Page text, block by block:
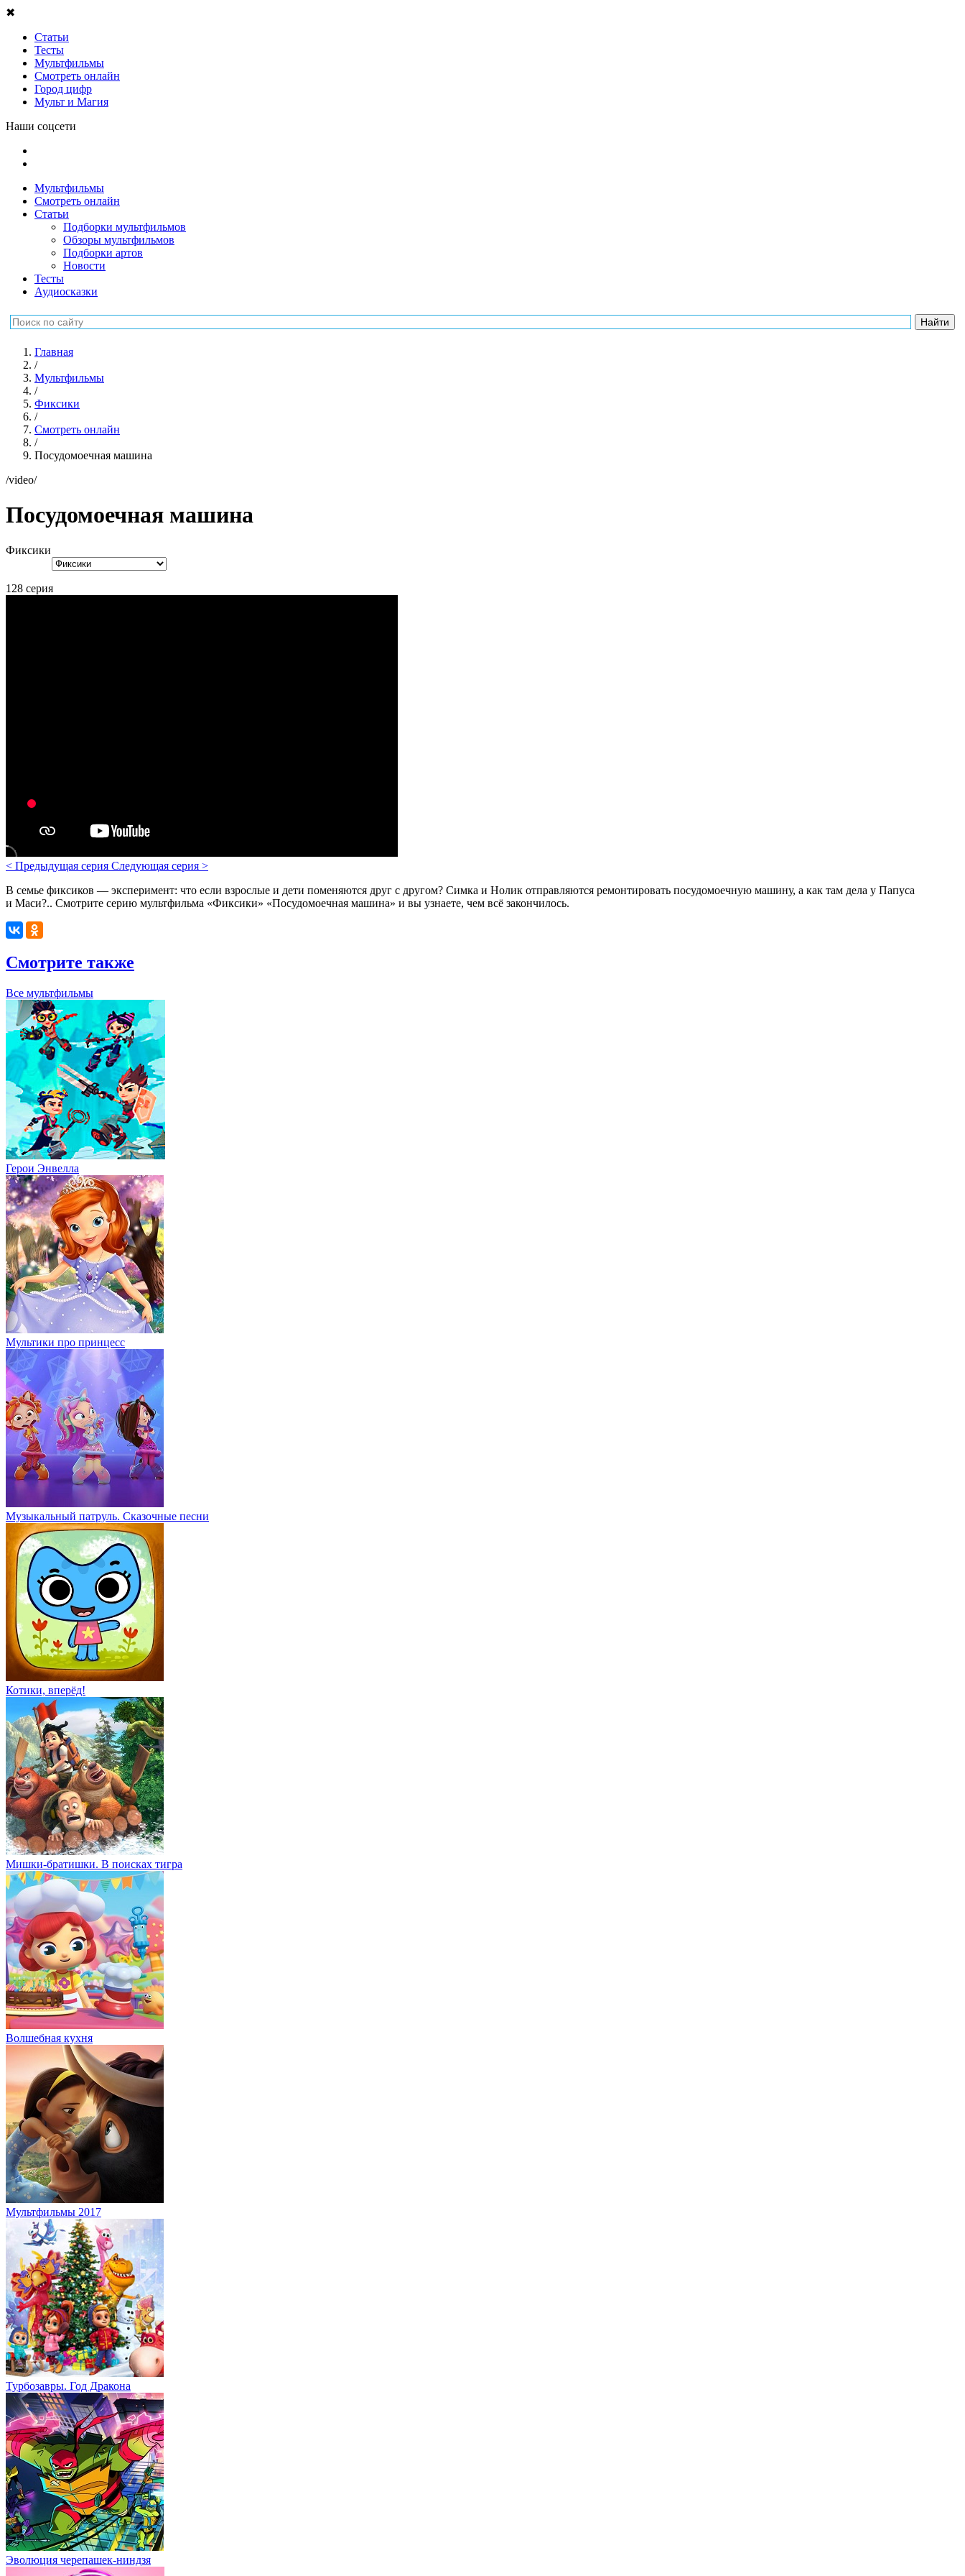
✖
Статьи
Тесты
Мультфильмы
Смотреть онлайн
Город цифр
Мульт и Магия
Наши соцсети
Мультфильмы
Смотреть онлайн
Статьи
Подборки мультфильмов
Обзоры мультфильмов
Подборки артов
Новости
Тесты
Аудиосказки
Главная
/
Мультфильмы
/
Фиксики
/
Смотреть онлайн
/
Посудомоечная машина
/video/
Посудомоечная машина
Фиксики
128 серия
< Предыдущая серия Следующая серия >
В семье фиксиков — эксперимент: что если взрослые и дети поменяются друг с другом? Симка и Нолик отправляются ремонтировать посудомоечную машину, а как там дела у Папуса
и Маси?.. Смотрите серию мультфильма «Фиксики» «Посудомоечная машина» и вы узнаете, чем всё закончилось.
Смотрите также
Все мультфильмы
Герои Энвелла
Мультики про принцесс
Музыкальный патруль. Сказочные песни
Котики, вперёд!
Мишки-братишки. В поисках тигра
Волшебная кухня
Мультфильмы 2017
Турбозавры. Год Дракона
Эволюция черепашек-ниндзя